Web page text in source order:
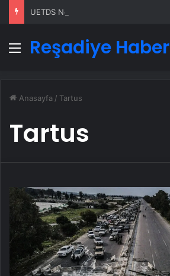
Menü
Reşadiye Haber
Anasayfa / Tartus
Tartus